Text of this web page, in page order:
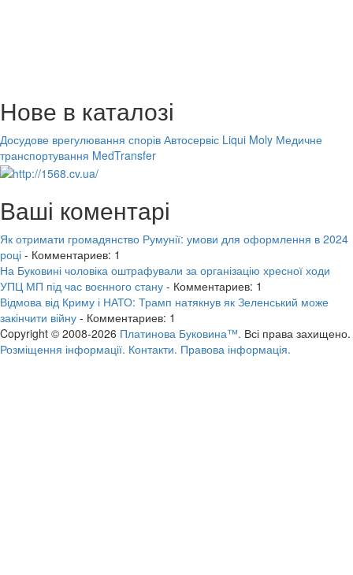
Нове в каталозі
Досудове врегулювання спорів Автосервіс Liqui Moly Медичне
транспортування MedTransfer
Ваші коментарі
Як отримати громадянство Румунії: умови для оформлення в 2024
році - Комментариев: 1
На Буковині чоловіка оштрафували за організацію хресної ходи
УПЦ МП під час воєнного стану - Комментариев: 1
Відмова від Криму і НАТО: Трамп натякнув як Зеленський може
закінчити війну - Комментариев: 1
Copyright © 2008-2026 Платинова Буковина™. Всі права захищено.
Розміщення інформації. Контакти. Правова інформація.